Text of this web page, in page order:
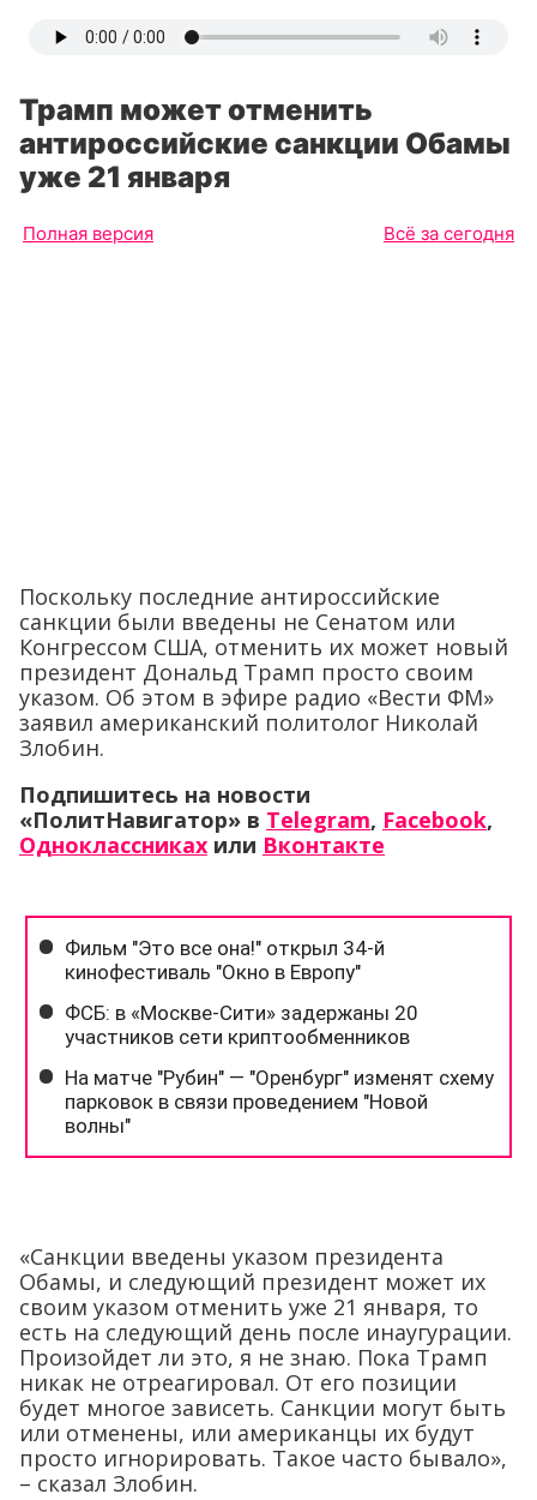
Трамп может отменить
антироссийские санкции Обамы
уже 21 января
Полная версия Всё за сегодня
Поскольку последние антироссийские
санкции были введены не Сенатом или
Конгрессом США, отменить их может новый
президент Дональд Трамп просто своим
указом. Об этом в эфире радио «Вести ФМ»
заявил американский политолог Николай
Злобин.
Подпишитесь на новости
«ПолитНавигатор» в Telegram, Facebook,
Одноклассниках или Вконтакте
«Санкции введены указом президента
Обамы, и следующий президент может их
своим указом отменить уже 21 января, то
есть на следующий день после инаугурации.
Произойдет ли это, я не знаю. Пока Трамп
никак не отреагировал. От его позиции
будет многое зависеть. Санкции могут быть
или отменены, или американцы их будут
просто игнорировать. Такое часто бывало»,
– сказал Злобин.